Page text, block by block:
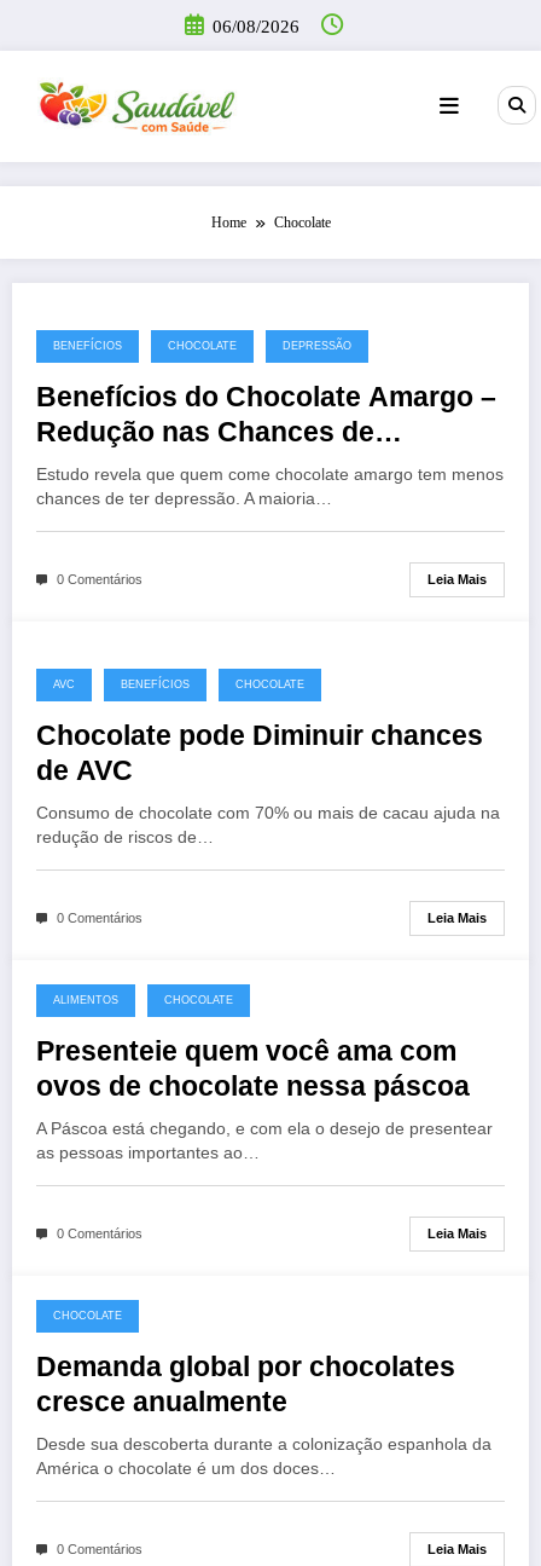
o
conteúdo
06/08/2026
Home Chocolate
BENEFÍCIOS CHOCOLATE DEPRESSÃO
Benefícios do Chocolate Amargo –
Redução nas Chances de
Depressão
Estudo revela que quem come chocolate amargo tem menos
chances de ter depressão. A maioria…
0 Comentários Leia Mais
AVC BENEFÍCIOS CHOCOLATE
Chocolate pode Diminuir chances
de AVC
Consumo de chocolate com 70% ou mais de cacau ajuda na
redução de riscos de…
0 Comentários Leia Mais
ALIMENTOS CHOCOLATE
Presenteie quem você ama com
ovos de chocolate nessa páscoa
A Páscoa está chegando, e com ela o desejo de presentear
as pessoas importantes ao…
0 Comentários Leia Mais
CHOCOLATE
Demanda global por chocolates
cresce anualmente
Desde sua descoberta durante a colonização espanhola da
América o chocolate é um dos doces…
0 Comentários Leia Mais